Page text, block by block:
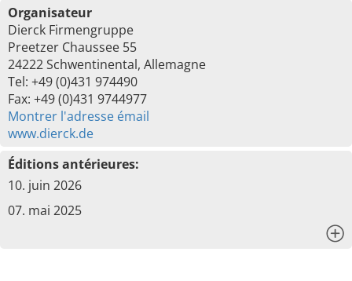
Organisateur
Dierck Firmengruppe
Preetzer Chaussee 55
24222 Schwentinental, Allemagne
Tel: +49 (0)431 974490
Fax: +49 (0)431 9744977
Montrer l'adresse émail
www.dierck.de
Éditions antérieures:
10. juin 2026
07. mai 2025